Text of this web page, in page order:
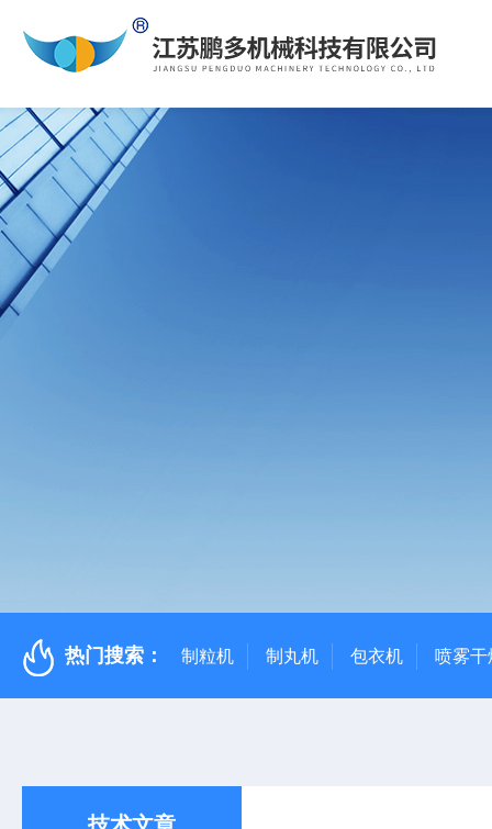
热门搜索： 制粒机 制丸机 包衣机 喷雾干